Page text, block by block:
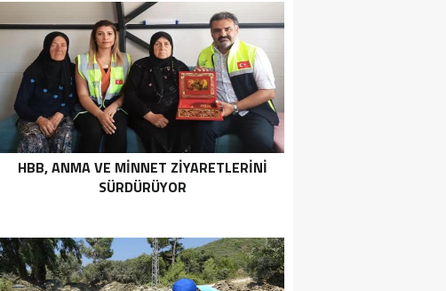
HBB, ANMA VE MİNNET ZİYARETLERİNİ
SÜRDÜRÜYOR